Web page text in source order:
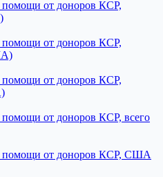
помощи от доноров КСР,
помощи от доноров КСР,
помощи от доноров КСР,
от доноров КСР, всего
помощи от доноров КСР, США